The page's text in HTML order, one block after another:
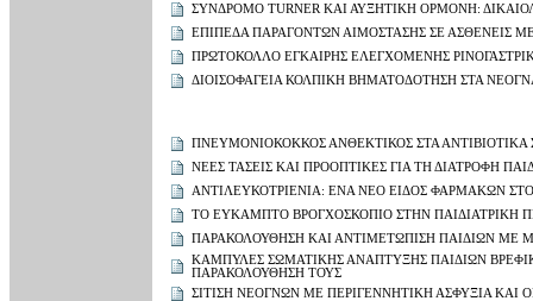
ΣΥΝΔΡΟΜΟ TURNER ΚΑΙ ΑΥΞΗΤΙΚΗ ΟΡΜΟΝΗ:
ΕΠΙΠΕΔΑ ΠΑΡΑΓΟΝΤΩΝ ΑΙΜΟΣΤΑΣΗΣ ΣΕ ΑΣΘΕΝΕΙΣ
ΠΡΩΤΟΚΟΛΛΟ ΕΓΚΑΙΡΗΣ ΕΛΕΓΧΟΜΕΝΗΣ
ΔΙΟΙΣΟΦΑΓΕΙΑ ΚΟΛΠΙΚΗ ΒΗΜΑΤΟΔΟΤΗΣΗ ΣΤΑ
ΠΝΕΥΜΟΝΙΟΚΟΚΚΟΣ ΑΝΘΕΚΤΙΚΟΣ ΣΤΑ
ΝΕΕΣ ΤΑΣΕΙΣ ΚΑΙ ΠΡΟΟΠΤΙΚΕΣ ΓΙΑ ΤΗ ΔΙΑΤΡΟΦΗ
ΑΝΤΙΛΕΥΚΟΤΡΙΕΝΙΑ: ΕΝΑ ΝΕΟ ΕΙΔΟΣ ΦΑΡΜΑΚΩΝ
ΤΟ ΕΥΚΑΜΠΤΟ ΒΡΟΓΧΟΣΚΟΠΙΟ ΣΤΗΝ ΠΑΙΔΙΑΤΡΙΚΗ
ΠΑΡΑΚΟΛΟΥΘΗΣΗ ΚΑΙ ΑΝΤΙΜΕΤΩΠΙΣΗ ΠΑΙΔΙΩΝ ΜΕ
ΚΑΜΠΥΛΕΣ ΣΩΜΑΤΙΚΗΣ ΑΝΑΠΤΥΞΗΣ ΠΑΙΔΙΩΝ
ΠΑΡΑΚΟΛΟΥΘΗΣΗ ΤΟΥΣ
ΣΙΤΙΣΗ ΝΕΟΓΝΩΝ ΜΕ ΠΕΡΙΓΕΝΝΗΤΙΚΗ ΑΣΦΥΞΙΑ ΚΑΙ